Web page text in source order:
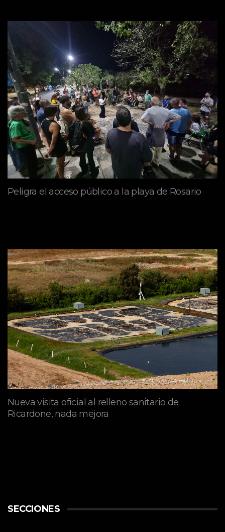
Peligra el acceso público a la playa de Rosario
Nueva visita oficial al relleno sanitario de
Ricardone, nada mejora
SECCIONES